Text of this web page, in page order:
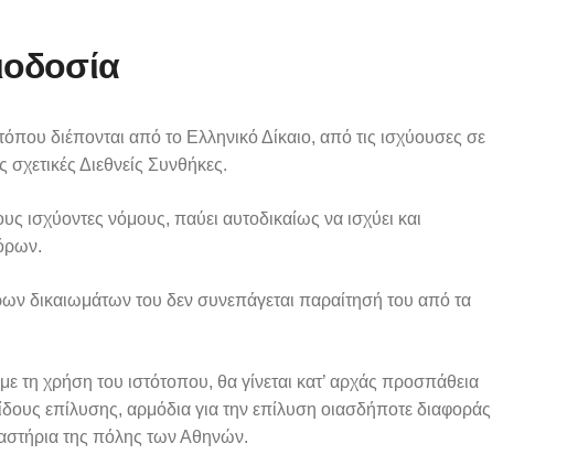
διέπονται από το Ελληνικό Δίκαιο, από τις ισχύουσες σε
Διεθνείς Συνθήκες.
ισχύοντες νόμους, παύει αυτοδικαίως να ισχύει και
δικαιωμάτων του δεν συνεπάγεται παραίτησή του από τα
τη χρήση του ιστότοπου, θα γίνεται κατ’ αρχάς προσπάθεια
επίλυσης, αρμόδια για την επίλυση οιασδήποτε διαφοράς
της πόλης των Αθηνών.